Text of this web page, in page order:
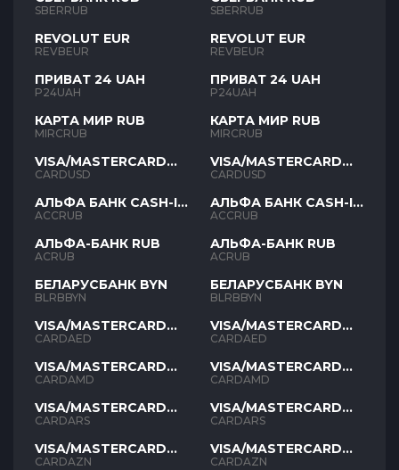
SBERRUB
REVOLUT EUR
REVBEUR
ПРИВАТ 24 UAH
P24UAH
КАРТА МИР RUB
MIRCRUB
VISA/MASTERCARD
USD
CARDUSD
АЛЬФА БАНК CASH-IN
RUB
ACCRUB
АЛЬФА-БАНК RUB
ACRUB
БЕЛАРУСБАНК BYN
BLRBBYN
VISA/MASTERCARD
AED
CARDAED
VISA/MASTERCARD
AMD
CARDAMD
VISA/MASTERCARD
ARS
CARDARS
VISA/MASTERCARD
AZN
CARDAZN
SBERRUB
REVOLUT EUR
REVBEUR
ПРИВАТ 24 UAH
P24UAH
КАРТА МИР RUB
MIRCRUB
VISA/MASTERCARD
USD
CARDUSD
АЛЬФА БАНК CASH-IN
RUB
ACCRUB
АЛЬФА-БАНК RUB
ACRUB
БЕЛАРУСБАНК BYN
BLRBBYN
VISA/MASTERCARD
AED
CARDAED
VISA/MASTERCARD
AMD
CARDAMD
VISA/MASTERCARD
ARS
CARDARS
VISA/MASTERCARD
AZN
CARDAZN